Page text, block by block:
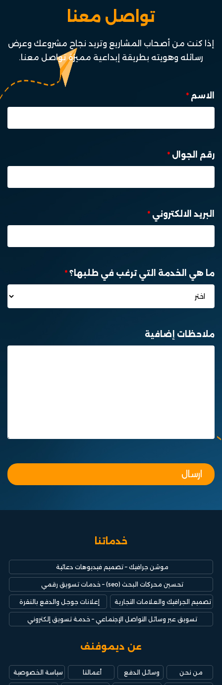
تواصل معنا
إذا كنت من أصحاب المشاريع وتريد نجاح مشروعك وعرض
رسائله وهويته بطريقة إبداعية مميزة تواصل معنا.
الاسم *
رقم الجوال *
البريد الالكتروني *
ما هي الخدمة التي ترغب في طلبها؟ *
ملاحظات إضافية
خدماتنا
موشن جرافيك – تصميم فيديوهات دعائية​
تحسين محركات البحث (seo) – خدمات تسويق رقمي
تصميم الجرافيك والعلامات التجارية إعلانات جوجل والدفع بالنقرة
تسويق عبر وسائل التواصل الإجتماعي – خدمة تسويق إلكتروني
عن ديموفنف
من نحن وسائل الدفع أعمالنا سياسة الخصوصية